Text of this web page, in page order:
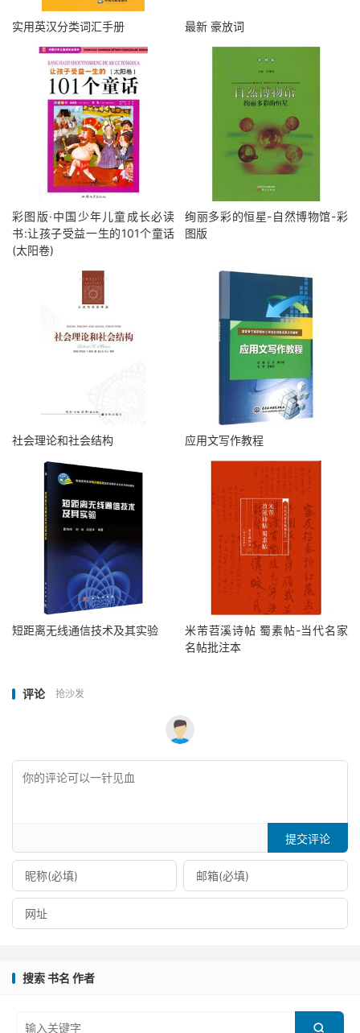
实用英汉分类词汇手册 最新 豪放词
彩图版·中国少年儿童成长必读
书:让孩子受益一生的101个童话
(太阳卷)
绚丽多彩的恒星-自然博物馆-彩
图版
社会理论和社会结构 应用文写作教程
短距离无线通信技术及其实验
米芾苕溪诗帖 蜀素帖-当代名家
名帖批注本
评论 抢沙发
提交评论
搜索 书名 作者
